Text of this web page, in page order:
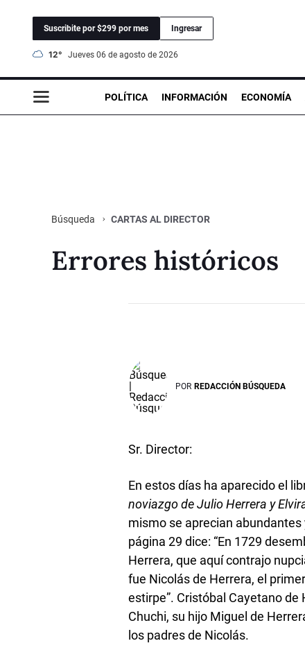
Suscribite por $299 por mes Ingresar
12° jueves 06 de agosto de 2026
POLÍTICA INFORMACIÓN ECONOMÍA
Búsqueda CARTAS AL DIRECTOR
Errores históricos
POR REDACCIÓN BÚSQUEDA
Sr. Director:
En estos días ha aparecido el
noviazgo de Julio Herrera y
mismo se aprecian
página 29 dice: “En 1729
Herrera, que aquí contrajo
fue Nicolás de Herrera, el
estirpe”. Cristóbal Cayetano
Chuchi, su hijo Miguel de
los padres de Nicolás.